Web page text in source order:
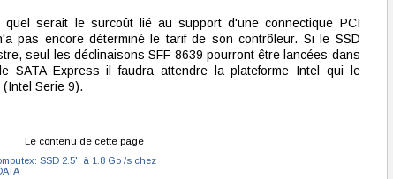
quel serait le surcoût lié au support d'une connectique PCI
pas encore déterminé le tarif de son contrôleur. Si le SSD
seul les déclinaisons SFF-8639 pourront être lancées dans
SATA Express il faudra attendre la plateforme Intel qui le
Serie 9).
Le contenu de cette page
SSD 2.5'' à 1.8 Go /s chez